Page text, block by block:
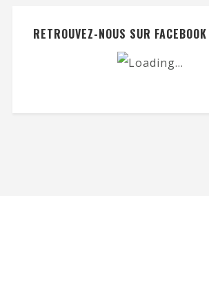
RETROUVEZ-NOUS SUR FACEBOOK